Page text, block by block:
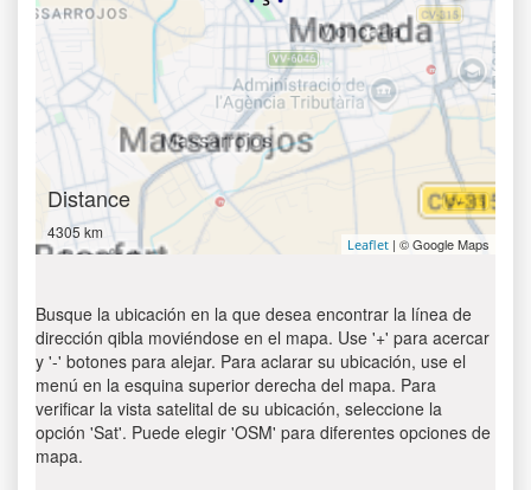
Distance
4305 km
Leaflet | © Google Maps
Busque la ubicación en la que desea encontrar la línea de
dirección qibla moviéndose en el mapa. Use '+' para acercar
y '-' botones para alejar. Para aclarar su ubicación, use el
menú en la esquina superior derecha del mapa. Para
verificar la vista satelital de su ubicación, seleccione la
opción 'Sat'. Puede elegir 'OSM' para diferentes opciones de
mapa.